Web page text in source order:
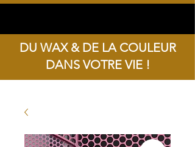
DU WAX & DE LA COULEUR
DANS VOTRE VIE !